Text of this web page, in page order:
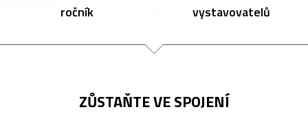
ročník vystavovatelů
ZŮSTAŇTE VE SPOJENÍ